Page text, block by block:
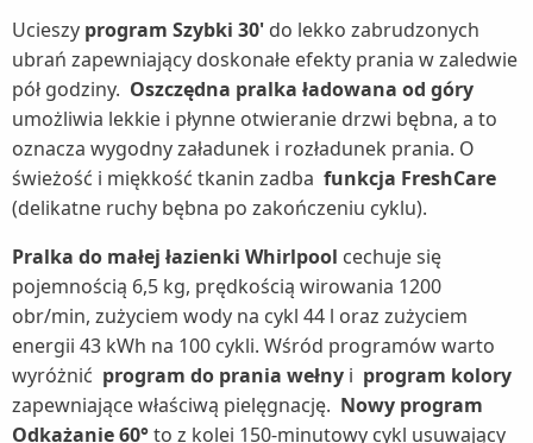
Ucieszy program Szybki 30' do lekko zabrudzonych
ubrań zapewniający doskonałe efekty prania w zaledwie
pół godziny. Oszczędna pralka ładowana od góry
umożliwia lekkie i płynne otwieranie drzwi bębna, a to
oznacza wygodny załadunek i rozładunek prania. O
świeżość i miękkość tkanin zadba funkcja FreshCare
(delikatne ruchy bębna po zakończeniu cyklu).
Pralka do małej łazienki Whirlpool cechuje się
pojemnością 6,5 kg, prędkością wirowania 1200
obr/min, zużyciem wody na cykl 44 l oraz zużyciem
energii 43 kWh na 100 cykli. Wśród programów warto
wyróżnić program do prania wełny i program kolory
zapewniające właściwą pielęgnację. Nowy program
Odkażanie 60°to z kolei 150-minutowy cykl usuwający